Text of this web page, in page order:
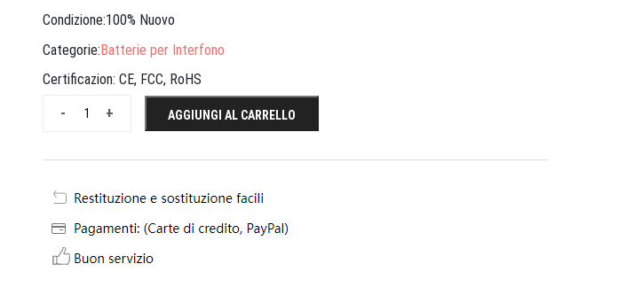
Condizione:100% Nuovo
Categorie:Batterie per Interfono
Certificazion: CE, FCC, RoHS
+
- AGGIUNGI AL CARRELLO